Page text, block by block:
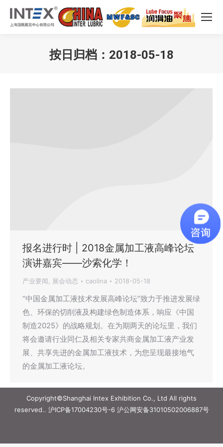
按日归档： 2018-05-18
报名进行时 | 2018金属加工液高峰论坛
演讲嘉宾——沙索化学！
产业要闻 展会动态 caolina 2018-05-18
“中国金属加工液技术发展高峰论坛”致力于推进发展绿
色、环保的切削液及构建绿色制造体系，响应《中国
制造2025》的战略规划。在为期两天的论坛里，我们
将会邀请行业同仁及相关专家共商金属加工液产业发
展、共享先进的金属加工液技术，为您呈现最接地气
的金属加工液论坛。
Copyright©Shanghai Intex Exhibition Co., Ltd All rights
reserved.. 沪ICP备17004230号-6沪公网安备31010502006887号